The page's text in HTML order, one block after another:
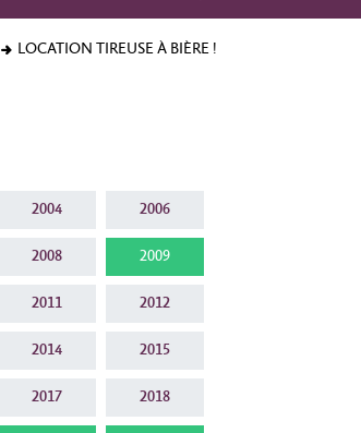
LOCATION TIREUSE À BIÈRE !
2004 2006
2008 2009
2011 2012
2014 2015
2017 2018